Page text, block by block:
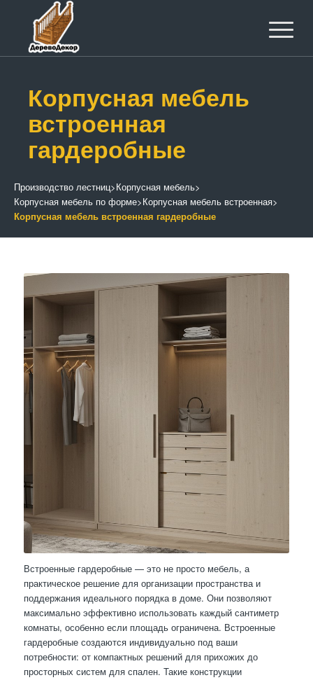
Корпусная мебель
встроенная
гардеробные
Производство лестниц>Корпусная мебель>
Корпусная мебель по форме>Корпусная мебель встроенная>
Корпусная мебель встроенная гардеробные
Встроенные гардеробные — это не просто мебель, а
практическое решение для организации пространства и
поддержания идеального порядка в доме. Они позволяют
максимально эффективно использовать каждый сантиметр
комнаты, особенно если площадь ограничена. Встроенные
гардеробные создаются индивидуально под ваши
потребности: от компактных решений для прихожих до
просторных систем для спален. Такие конструкции